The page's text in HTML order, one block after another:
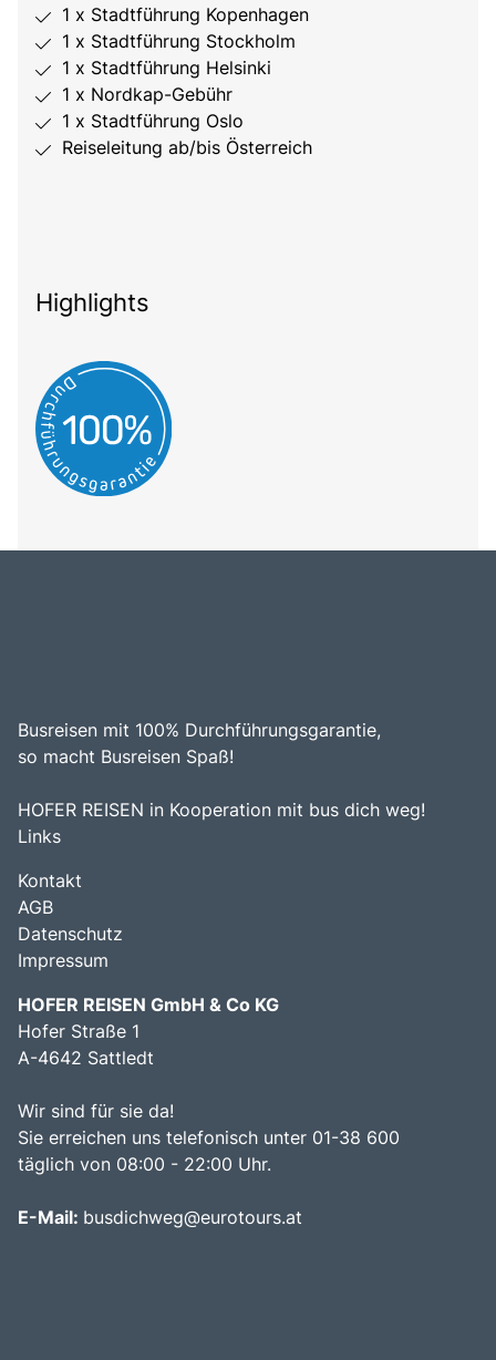
1 x Stadtführung Kopenhagen
1 x Stadtführung Stockholm
1 x Stadtführung Helsinki
1 x Nordkap-Gebühr
1 x Stadtführung Oslo
Reiseleitung ab/bis Österreich
Highlights
Busreisen mit 100% Durchführungsgarantie,
so macht Busreisen Spaß!
HOFER REISEN in Kooperation mit bus dich weg!
Links
Kontakt
AGB
Datenschutz
Impressum
HOFER REISEN GmbH & Co KG
Hofer Straße 1
A-4642 Sattledt
Wir sind für sie da!
Sie erreichen uns telefonisch unter 01-38 600
täglich von 08:00 - 22:00 Uhr.
E-Mail: busdichweg@eurotours.at